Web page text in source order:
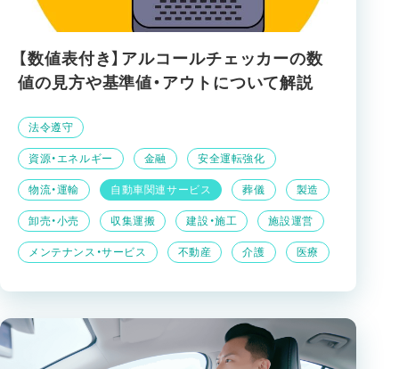
【数値表付き】アルコールチェッカーの数
値の見方や基準値・アウトについて解説
メンテナンス・サービス 不動産 介護 医療
卸売・小売 収集運搬 建設・施工 施設運営
物流・運輸 自動車関連サービス 葬儀 製造
資源・エネルギー 金融 安全運転強化
法令遵守